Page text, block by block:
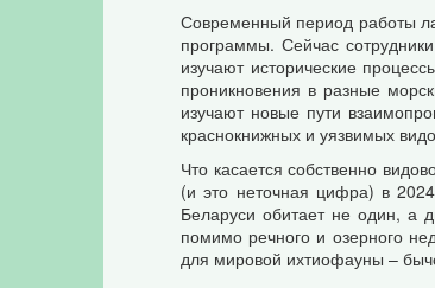
Современный период работы
программы. Сейчас
изучают исторические
проникновения в разные
изучают новые пути
краснокнижных и уязвимых
Что касается собственно
(и это неточная цифра) в
Беларуси обитает не один, а
помимо речного и озерного
для мировой ихтиофауны –